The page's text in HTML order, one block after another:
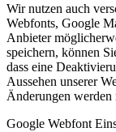
Wir nutzen auch
Webfonts, Google
Anbieter
speichern, können
dass eine
Aussehen unserer
Änderungen werden
Google Webfont